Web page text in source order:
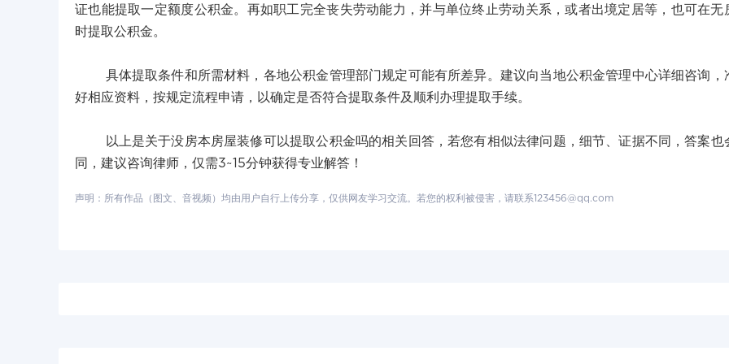
证也能提取一定额度公积金。再如职工完全丧失劳动能力，并与单位终止劳动关系，或者出境定居等，也可在无
时提取公积金。
具体提取条件和所需材料，各地公积金管理部门规定可能有所差异。建议向当地公积金管理中心详细咨询，
好相应资料，按规定流程申请，以确定是否符合提取条件及顺利办理提取手续。
以上是关于没房本房屋装修可以提取公积金吗的相关回答，若您有相似法律问题，细节、证据不同，答案也
同，建议咨询律师，仅需3~15分钟获得专业解答！
声明：所有作品（图文、音视频）均由用户自行上传分享，仅供网友学习交流。若您的权利被侵害，请联系123456@qq.com